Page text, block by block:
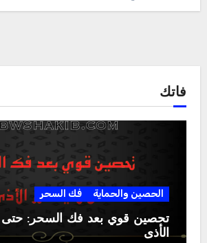
فاتك
الحصين والحماية فك السحر
تحصين قوي بعد فك السحر: حتى
الأذى